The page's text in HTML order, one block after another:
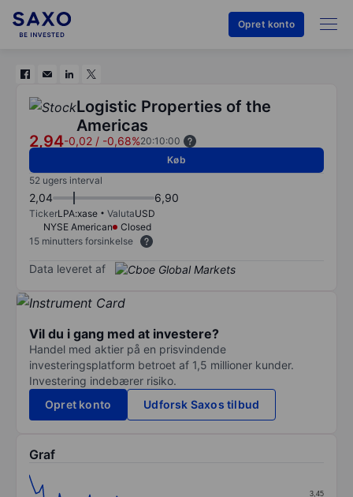
Opret konto
Logistic Properties of the
Americas
2,94-0,02 / -0,68%20:10:00
Køb
52 ugers interval
2,04 6,90
TickerLPA:xase ValutaUSD
NYSE American
Closed
15 minutters forsinkelse
Data leveret af
Vil du i gang med at investere?
Handel med aktier på en prisvindende
investeringsplatform betroet af 1,5 millioner kunder.
Investering indebærer risiko.
Opret konto
Udforsk Saxos tilbud
Graf
3,45